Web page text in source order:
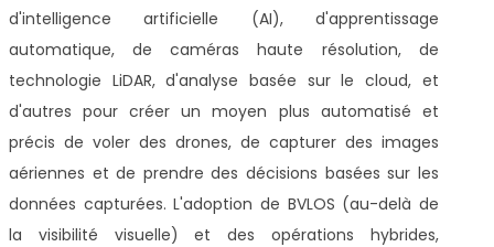
d'intelligence artificielle (AI), d'apprentissage
automatique, de caméras haute résolution, de
technologie LiDAR, d'analyse basée sur le cloud, et
d'autres pour créer un moyen plus automatisé et
précis de voler des drones, de capturer des images
aériennes et de prendre des décisions basées sur les
données capturées. L'adoption de BVLOS (au-delà de
la visibilité visuelle) et des opérations hybrides,